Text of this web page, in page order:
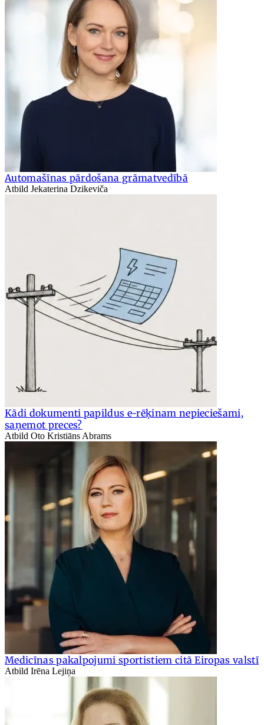
Automašīnas pārdošana grāmatvedībā
Atbild Jekaterina Dzikeviča
Kādi dokumenti papildus e-rēķinam nepieciešami,
saņemot preces?
Atbild Oto Kristiāns Abrams
Medicīnas pakalpojumi sportistiem citā Eiropas valstī
Atbild Irēna Lejiņa